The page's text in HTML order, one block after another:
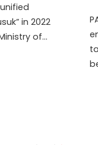
in 2022
of…